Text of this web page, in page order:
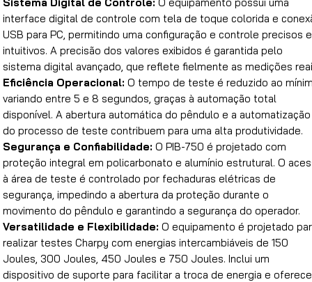
interface digital de controle com tela de toque colorida e
USB para PC, permitindo uma configuração e controle precisos e
intuitivos. A precisão dos valores exibidos é garantida pelo
sistema digital avançado, que reflete fielmente as medições
Eficiência Operacional: O tempo de teste é reduzido ao
variando entre 5 e 8 segundos, graças à automação total
disponível. A abertura automática do pêndulo e a automatização
do processo de teste contribuem para uma alta produtividade.
Segurança e Confiabilidade: O PIB-750 é projetado com
proteção integral em policarbonato e alumínio estrutural. O
à área de teste é controlado por fechaduras elétricas de
segurança, impedindo a abertura da proteção durante o
movimento do pêndulo e garantindo a segurança do operador.
Versatilidade e Flexibilidade: O equipamento é projetado
realizar testes Charpy com energias intercambiáveis de 150
Joules, 300 Joules, 450 Joules e 750 Joules. Inclui um
dispositivo de suporte para facilitar a troca de energia e